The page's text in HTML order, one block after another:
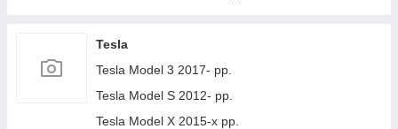
Tesla
Tesla Model 3 2017- рр.
Tesla Model S 2012- рр.
Tesla Model X 2015-х рр.